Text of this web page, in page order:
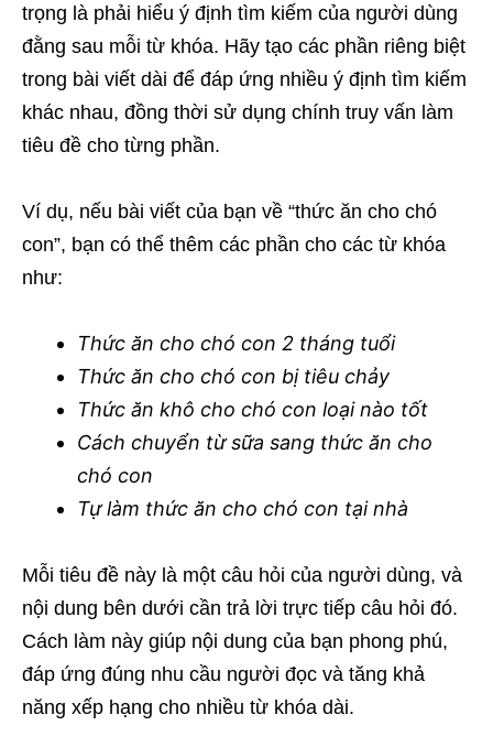
trọng là phải hiểu ý định tìm kiếm của người dùng
đằng sau mỗi từ khóa. Hãy tạo các phần riêng biệt
trong bài viết dài để đáp ứng nhiều ý định tìm kiếm
khác nhau, đồng thời sử dụng chính truy vấn làm
tiêu đề cho từng phần.
Ví dụ, nếu bài viết của bạn về “thức ăn cho chó
con”, bạn có thể thêm các phần cho các từ khóa
như:
Thức ăn cho chó con 2 tháng tuổi
Thức ăn cho chó con bị tiêu chảy
Thức ăn khô cho chó con loại nào tốt
Cách chuyển từ sữa sang thức ăn cho
chó con
Tự làm thức ăn cho chó con tại nhà
Mỗi tiêu đề này là một câu hỏi của người dùng, và
nội dung bên dưới cần trả lời trực tiếp câu hỏi đó.
Cách làm này giúp nội dung của bạn phong phú,
đáp ứng đúng nhu cầu người đọc và tăng khả
năng xếp hạng cho nhiều từ khóa dài.